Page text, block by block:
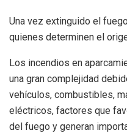
Una vez extinguido el
quienes determinen el
Los incendios en
una gran complejidad
vehículos, combustibles,
eléctricos, factores que
del fuego y generan